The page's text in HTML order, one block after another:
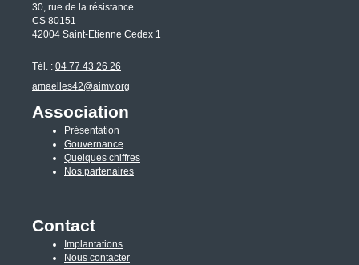
30, rue de la résistance
CS 80151
42004 Saint-Etienne Cedex 1
Tél. : 04 77 43 26 26
amaelles42@aimv.org
Association
Présentation
Gouvernance
Quelques chiffres
Nos partenaires
Contact
Implantations
Nous contacter